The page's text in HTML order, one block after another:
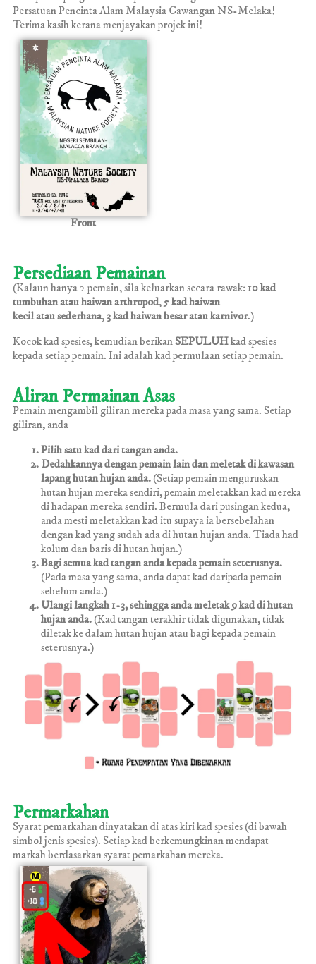
Persatuan Pencinta Alam Malaysia Cawangan NS-Melaka!
Terima kasih kerana menjayakan projek ini!
Front
Persediaan Pemainan
(Kalaun hanya 2 pemain, sila keluarkan secara rawak:10 kad
tumbuhan atauhaiwan arthropod,5 kad haiwan
kecil atausederhana, 3 kad haiwan besarataukarnivor.)
Kocok kad spesies, kemudian berikanSEPULUHkad spesies
kepada setiap pemain. Ini adalah kad permulaan setiap pemain.
Aliran Permainan Asas
Pemain mengambil giliran mereka pada masa yang sama. Setiap
giliran, anda
Pilih satu kad dari tangan anda.
Dedahkannya dengan pemain lain dan meletak di kawasan
lapang hutan hujan anda. (Setiap pemain menguruskan
hutan hujan mereka sendiri, pemain meletakkan kad mereka
di hadapan mereka sendiri. Bermula dari pusingan kedua,
anda mesti meletakkan kad itu supaya ia bersebelahan
dengan kad yang sudah ada di hutan hujan anda. Tiada had
kolum dan baris di hutan hujan.)
Bagi semua kad tangan anda kepada pemain seterusnya.
(Pada masa yang sama, anda dapat kad daripada pemain
sebelum anda.)
Ulangi langkah 1-3, sehingga anda meletak 9 kad di hutan
hujan anda. (Kad tangan terakhir tidak digunakan, tidak
diletak ke dalam hutan hujan atau bagi kepada pemain
seterusnya.)
Permarkahan
Syarat pemarkahan dinyatakan di atas kiri kad spesies (di bawah
simbol jenis spesies). Setiap kad berkemungkinan mendapat
markah berdasarkan syarat pemarkahan mereka.